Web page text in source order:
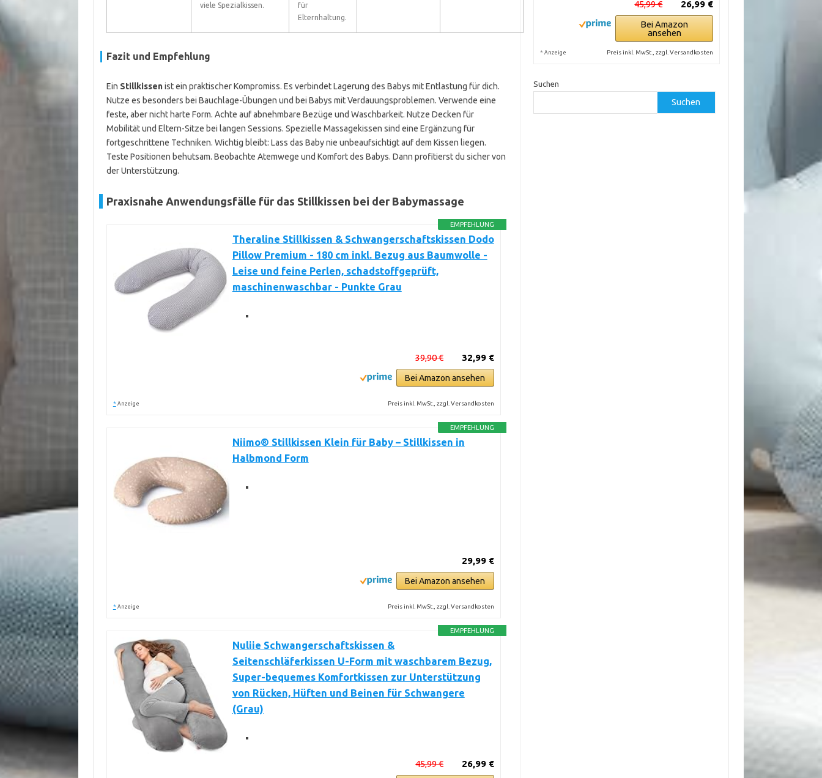
viele Spezialkissen.
für
Elternhaltung.
Fazit und Empfehlung
Ein Stillkissenist ein praktischer Kompromiss. Es verbindet Lagerung des Babys mit Entlastung für dich.
Nutze es besonders bei Bauchlage-Übungen und bei Babys mit Verdauungsproblemen. Verwende eine
feste, aber nicht harte Form. Achte auf abnehmbare Bezüge und Waschbarkeit. Nutze Decken für
Mobilität und Eltern-Sitze bei langen Sessions. Spezielle Massagekissen sind eine Ergänzung für
fortgeschrittene Techniken. Wichtig bleibt: Lass das Baby nie unbeaufsichtigt auf dem Kissen liegen.
Teste Positionen behutsam. Beobachte Atemwege und Komfort des Babys. Dann profitierst du sicher von
der Unterstützung.
Praxisnahe Anwendungsfälle für das Stillkissen bei der Babymassage
EMPFEHLUNG
Theraline Stillkissen & Schwangerschaftskissen Dodo
Pillow Premium - 180 cm inkl. Bezug aus Baumwolle -
Leise und feine Perlen, schadstoffgeprüft,
maschinenwaschbar - Punkte Grau
32,99 €
39,90 €
Bei Amazon ansehen
* Anzeige Preis inkl. MwSt., zzgl. Versandkosten
EMPFEHLUNG
Niimo® Stillkissen Klein für Baby – Stillkissen in
Halbmond Form
29,99 €
Bei Amazon ansehen
* Anzeige Preis inkl. MwSt., zzgl. Versandkosten
EMPFEHLUNG
Nuliie Schwangerschaftskissen &
Seitenschläferkissen U-Form mit waschbarem Bezug,
Super-bequemes Komfortkissen zur Unterstützung
von Rücken, Hüften und Beinen für Schwangere
(Grau)
26,99 €
45,99 €
26,99 €
45,99 €
Bei Amazon
ansehen
* Anzeige Preis inkl. MwSt., zzgl. Versandkosten
Suchen
Suchen